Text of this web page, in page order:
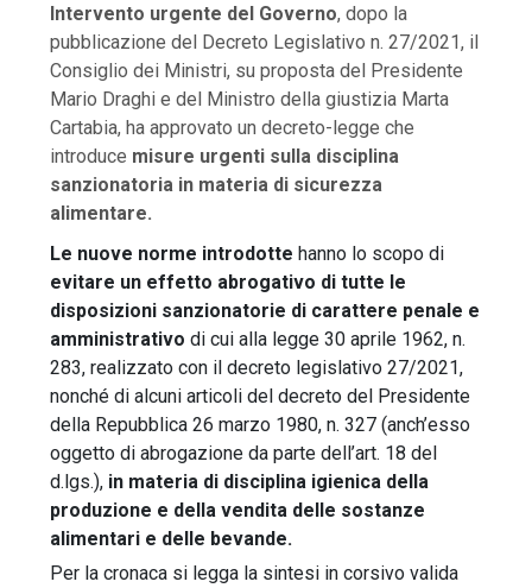
Intervento urgente del Governo, dopo la
pubblicazione del Decreto Legislativo n. 27/2021, il
Consiglio dei Ministri, su proposta del Presidente
Mario Draghi e del Ministro della giustizia Marta
Cartabia, ha approvato un decreto-legge che
introduce misure urgenti sulla disciplina
sanzionatoria in materia di sicurezza
alimentare.
Le nuove norme introdotte hanno lo scopo di
evitare un effetto abrogativo di tutte le
disposizioni sanzionatorie di carattere penale e
amministrativodi cui alla legge 30 aprile 1962, n.
283, realizzato con il decreto legislativo 27/2021,
nonché di alcuni articoli del decreto del Presidente
della Repubblica 26 marzo 1980, n. 327 (anch’esso
oggetto di abrogazione da parte dell’art. 18 del
d.lgs.), in materia di disciplina igienica della
produzione e della vendita delle sostanze
alimentari e delle bevande.
Per la cronaca si legga la sintesi in corsivo valida